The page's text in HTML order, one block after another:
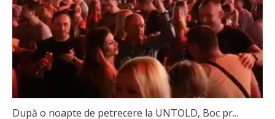
După o noapte de petrecere la UNTOLD, Boc pr...